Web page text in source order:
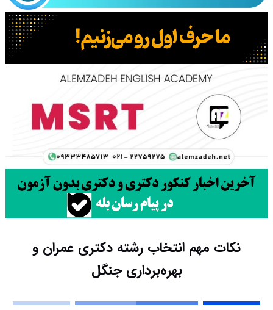
نکات مهم انتخاب رشته دکتری عمران و
بهره‌برداری جنگل